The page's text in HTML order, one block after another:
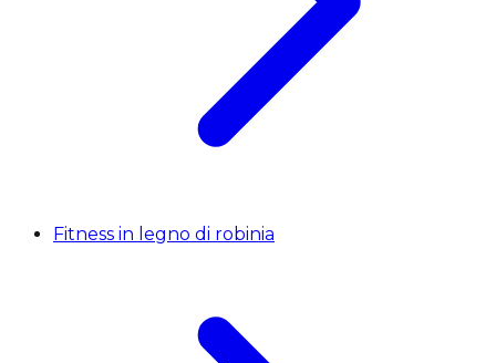
Fitness in legno di robinia